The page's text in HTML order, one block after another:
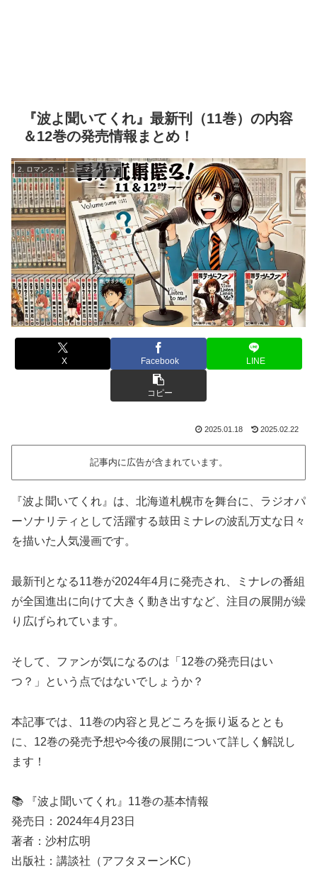
『波よ聞いてくれ』最新刊（11巻）の内容
＆12巻の発売情報まとめ！
2. ロマンス・ヒューマンドラマ
X Facebook LINE
コピー
2025.01.18 2025.02.22
記事内に広告が含まれています。
『波よ聞いてくれ』は、北海道札幌市を舞台に、ラジオパ
ーソナリティとして活躍する鼓田ミナレの波乱万丈な日々
を描いた人気漫画です。
最新刊となる11巻が2024年4月に発売され、ミナレの番組
が全国進出に向けて大きく動き出すなど、注目の展開が繰
り広げられています。
そして、ファンが気になるのは「12巻の発売日はい
つ？」という点ではないでしょうか？
本記事では、11巻の内容と見どころを振り返るととも
に、12巻の発売予想や今後の展開について詳しく解説し
ます！
📚 『波よ聞いてくれ』11巻の基本情報
発売日：2024年4月23日
著者：沙村広明
出版社：講談社（アフタヌーンKC）